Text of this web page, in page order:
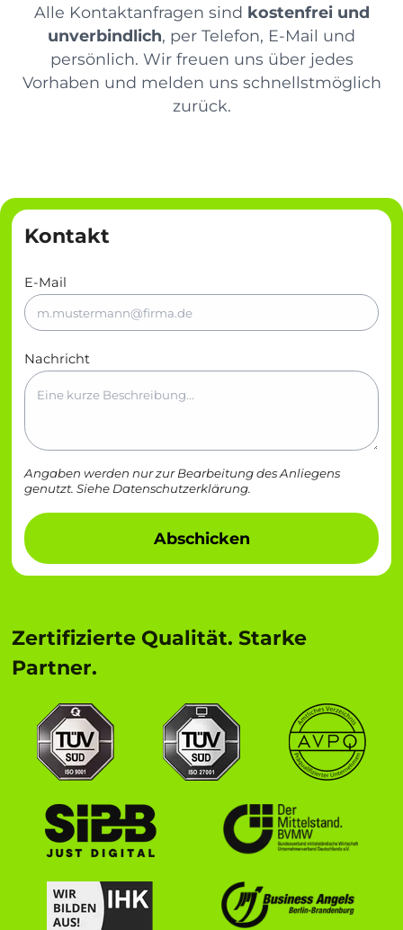
Alle Kontaktanfragen sind kostenfrei und
unverbindlich, per Telefon, E-Mail und
persönlich. Wir freuen uns über jedes
Vorhaben und melden uns schnellstmöglich
zurück.
Kontakt
E-Mail
Nachricht
Angaben werden nur zur Bearbeitung des Anliegens
genutzt. Siehe Datenschutzerklärung.
Abschicken
Zertifizierte Qualität. Starke
Partner.